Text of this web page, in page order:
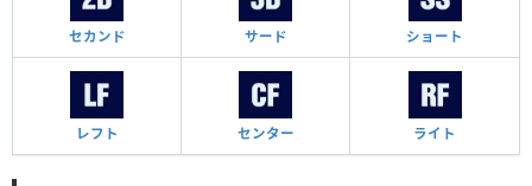
セカンド サード ショート
レフト センター ライト